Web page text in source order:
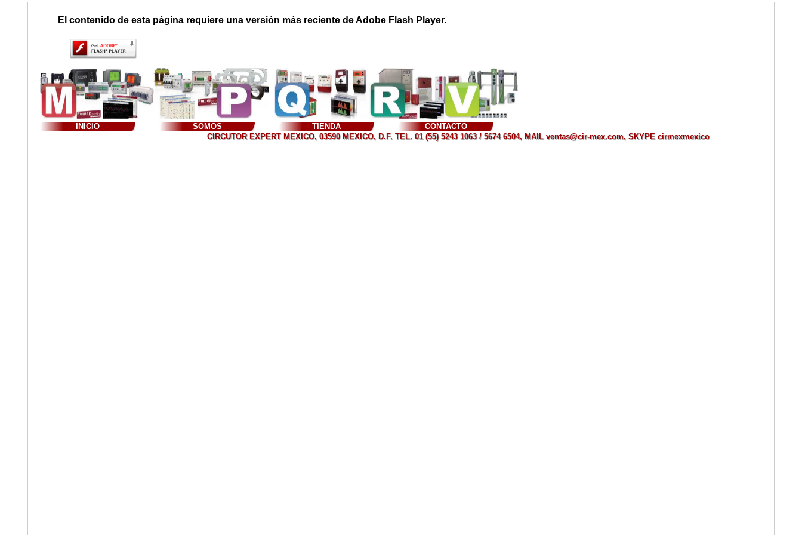
El contenido de esta página requiere una versión más reciente de Adobe Flash Player.
INICIO SOMOS TIENDA
CONTACTO
CIRCUTOR EXPERT MEXICO, 03590 MEXICO, D.F. TEL. 01 (55) 5243 1063 / 5674 6504, MAIL ventas@cir-mex.com, SKYPE cirmexmexico